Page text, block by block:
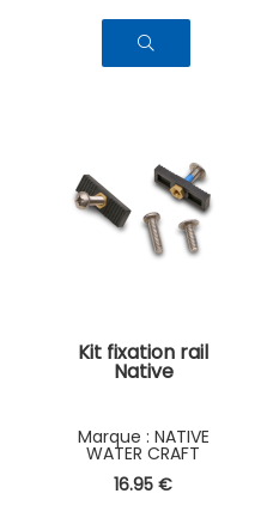
Kit fixation rail
Native
NATIVE
WATER CRAFT
16.95 €